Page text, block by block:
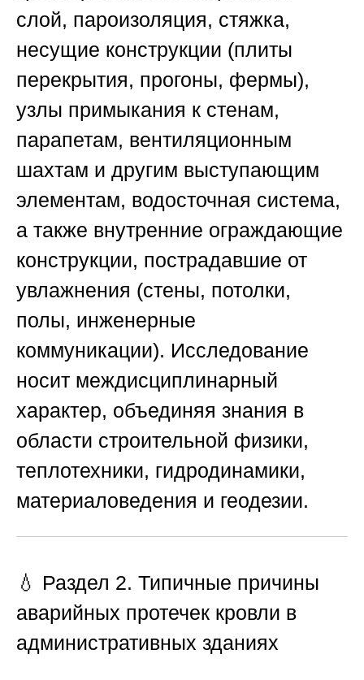
слой, пароизоляция, стяжка,
несущие конструкции (плиты
перекрытия, прогоны, фермы),
узлы примыкания к стенам,
парапетам, вентиляционным
шахтам и другим выступающим
элементам, водосточная система,
а также внутренние ограждающие
конструкции, пострадавшие от
увлажнения (стены, потолки,
полы, инженерные
коммуникации). Исследование
носит междисциплинарный
характер, объединяя знания в
области строительной физики,
теплотехники, гидродинамики,
материаловедения и геодезии.
💧 Раздел 2. Типичные причины
аварийных протечек кровли в
административных зданиях